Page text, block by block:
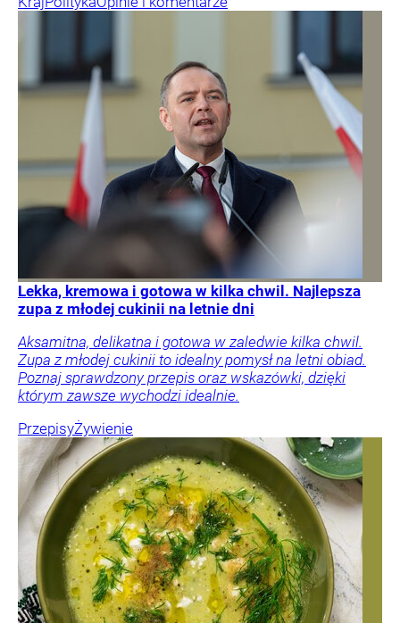
Lekka, kremowa i gotowa w kilka chwil. Najlepsza
zupa z młodej cukinii na letnie dni
Aksamitna, delikatna i gotowa w zaledwie kilka chwil.
Zupa z młodej cukinii to idealny pomysł na letni obiad.
Poznaj sprawdzony przepis oraz wskazówki, dzięki
którym zawsze wychodzi idealnie.
PrzepisyŻywienie